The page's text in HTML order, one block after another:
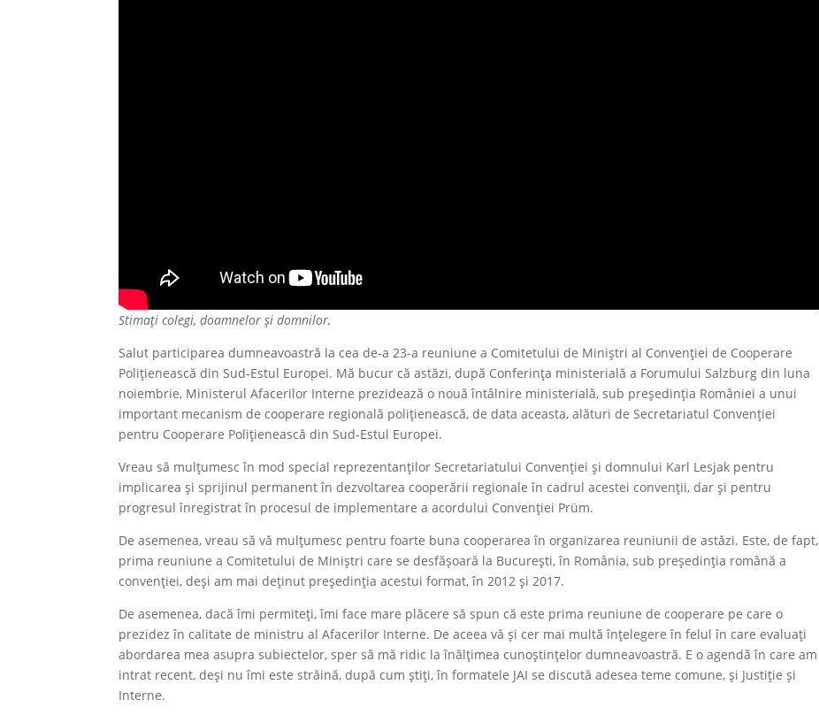
Stimați colegi, doamnelor și domnilor,
Salut participarea dumneavoastră la cea de-a 23-a reuniune a Comitetului de Miniștri al Convenției de Cooperare
Polițienească din Sud-Estul Europei. Mă bucur că astăzi, după Conferința ministerială a Forumului Salzburg din luna
noiembrie, Ministerul Afacerilor Interne prezidează o nouă întâlnire ministerială, sub președinția României a unui
important mecanism de cooperare regională polițienească, de data aceasta, alături de Secretariatul Convenției
pentru Cooperare Polițienească din Sud-Estul Europei.
Vreau să mulțumesc în mod special reprezentanților Secretariatului Convenției și domnului Karl Lesjak pentru
implicarea și sprijinul permanent în dezvoltarea cooperării regionale în cadrul acestei convenții, dar și pentru
progresul înregistrat în procesul de implementare a acordului Convenției Prüm.
De asemenea, vreau să vă mulțumesc pentru foarte buna cooperarea în organizarea reuniunii de astăzi. Este, de fapt,
prima reuniune a Comitetului de Miniștri care se desfășoară la București, în România, sub președinția română a
convenției, deși am mai deținut președinția acestui format, în 2012 și 2017.
De asemenea, dacă îmi permiteți, îmi face mare plăcere să spun că este prima reuniune de cooperare pe care o
prezidez în calitate de ministru al Afacerilor Interne. De aceea vă și cer mai multă înțelegere în felul în care evaluați
abordarea mea asupra subiectelor, sper să mă ridic la înălțimea cunoștințelor dumneavoastră. E o agendă în care am
intrat recent, deși nu îmi este străină, după cum știți, în formatele JAI se discută adesea teme comune, și Justiție și
Interne.